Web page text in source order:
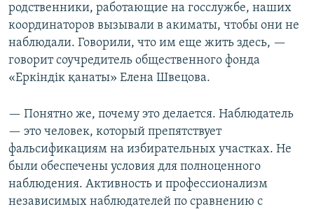
родственники, работающие на госслужбе, наших
координаторов вызывали в акиматы, чтобы они не
наблюдали. Говорили, что им еще жить здесь, —
говорит соучредитель общественного фонда
«Еркіндік қанаты» Елена Швецова.
— Понятно же, почему это делается. Наблюдатель
— это человек, который препятствует
фальсификациям на избирательных участках. Не
были обеспечены условия для полноценного
наблюдения. Активность и профессионализм
независимых наблюдателей по сравнению с